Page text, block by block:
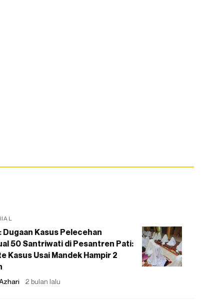
Dugaan Kasus Pelecehan
50 Santriwati di Pesantren Pati:
Kasus Usai Mandek Hampir 2
2 bulan lalu